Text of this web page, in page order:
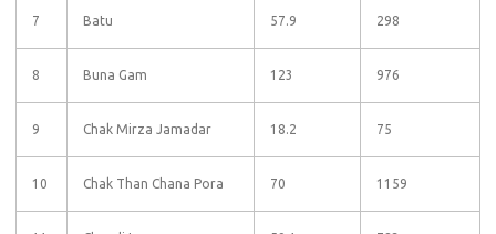
7 Batu 57.9 298
8 Buna Gam 123 976
9 Chak Mirza Jamadar 18.2 75
10 Chak Than Chana Pora 70 1159